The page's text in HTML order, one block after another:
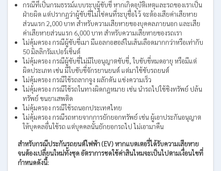
กรณีที่เป็นกรมธรรม์แบบระบุผู้ขับขี่ หากเกิดอุบัติเหตุและรถของเราเป็น
ฝ่ายผิด แต่ปรากฏว่าผู้ขับขี่ไม่ใช่คนที่ระบุชื่อไว้ จะต้องเสียค่าเสียหาย
ส่วนแรก 2,000 บาท สำหรับความเสียหายของบุคคลภายนอก และเสีย
ค่าเสียหายส่วนแรก 6,000 บาท สำหรับความเสียหายของรถเรา
ไม่คุ้มครอง กรณีผู้ขับขี่เมา มีแอลกอฮอล์ในเส้นเลือดมากกว่าหรือเท่ากับ
50 มิลลิกรัมเปอร์เซ็นต์
ไม่คุ้มครอง กรณีผู้ขับขี่ไม่มีใบอนุญาตขับขี่, ใบขับขี่หมดอายุ หรือมีแต่
ผิดประเภท เช่น มีใบขับขี่จักรยานยนต์ แต่มาใช้ขับรถยนต์
ไม่คุ้มครอง กรณีใช้รถลากจูง ผลักดัน แข่งความเร็ว
ไม่คุ้มครอง กรณีใช้รถในทางผิดกฎหมาย เช่น นำรถไปใช้ชิงทรัพย์ ปล้น
ทรัพย์ ขนยาเสพติด
ไม่คุ้มครอง กรณีใช้รถนอกประเทศไทย
ไม่คุ้มครอง กรณีรถหายจากการยักยอกทรัพย์ เช่น ผู้เอาประกันอนุญาต
ให้บุคคลอื่นใช้รถ แต่บุคคลนั้นยักยอกรถไป ไม่เอามาคืน
สำหรับกรณีประกันรถยนต์ไฟฟ้า (EV) หากแบตเตอรี่ได้รับความเสียหาย
จนต้องเปลี่ยนใหม่ทั้งชุด อัตราการชดใช้ค่าสินไหมจะเป็นไปตามเงื่อนไขที่
กำหนดดังนี้: